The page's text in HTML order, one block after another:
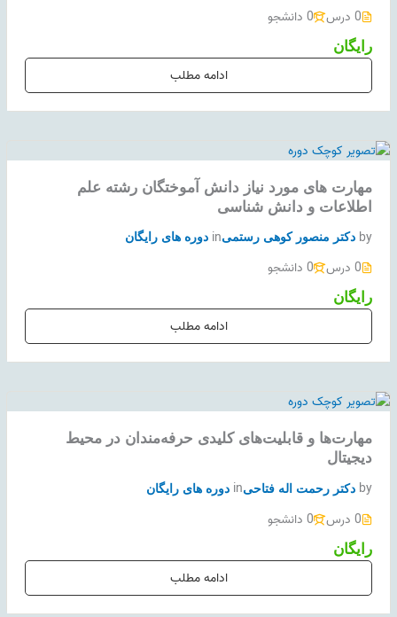
0 درس 0 دانشجو
رایگان
ادامه مطلب
مهارت های مورد نیاز دانش آموختگان رشته علم
اطلاعات و دانش شناسی
by دکتر منصور کوهی رستمیin دوره های رایگان
0 درس 0 دانشجو
رایگان
ادامه مطلب
مهارت‌‌ها و قابلیت‌‌های کلیدی حرفه‌مندان در محیط
دیجیتال
by دکتر رحمت اله فتاحیin دوره های رایگان
0 درس 0 دانشجو
رایگان
ادامه مطلب